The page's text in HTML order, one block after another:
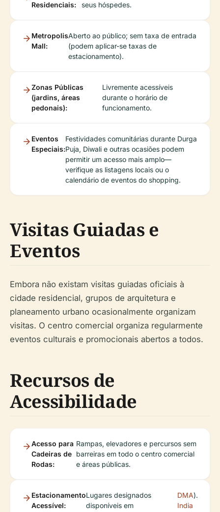
Residenciais:
seus hóspedes.
Metropolis
Mall:
Aberto ao público; sem taxa de entrada
(podem aplicar-se taxas de
estacionamento).
Zonas Públicas
(jardins, áreas
pedonais):
Livremente acessíveis
durante o horário de
funcionamento.
Eventos
Especiais:
Festividades comunitárias durante Durga
Puja, Diwali e outras ocasiões podem
permitir um acesso mais amplo—
verifique as listagens locais ou o
calendário de eventos do shopping.
Visitas Guiadas e
Eventos
Embora não existam visitas guiadas oficiais à
cidade residencial, grupos de arquitetura e
planeamento urbano ocasionalmente organizam
visitas. O centro comercial organiza regularmente
eventos culturais e promocionais abertos a todos.
Recursos de
Acessibilidade
Acesso para
Cadeiras de
Rodas:
Rampas, elevadores e percursos sem
barreiras em todo o centro comercial
e áreas públicas.
Estacionamento
Acessível:
Lugares designados
disponíveis em
DMA
India
).